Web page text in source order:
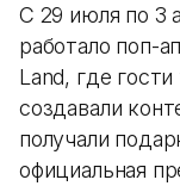
С 29 июля по 3
работало поп-
Land, где
создавали
получали
официальная